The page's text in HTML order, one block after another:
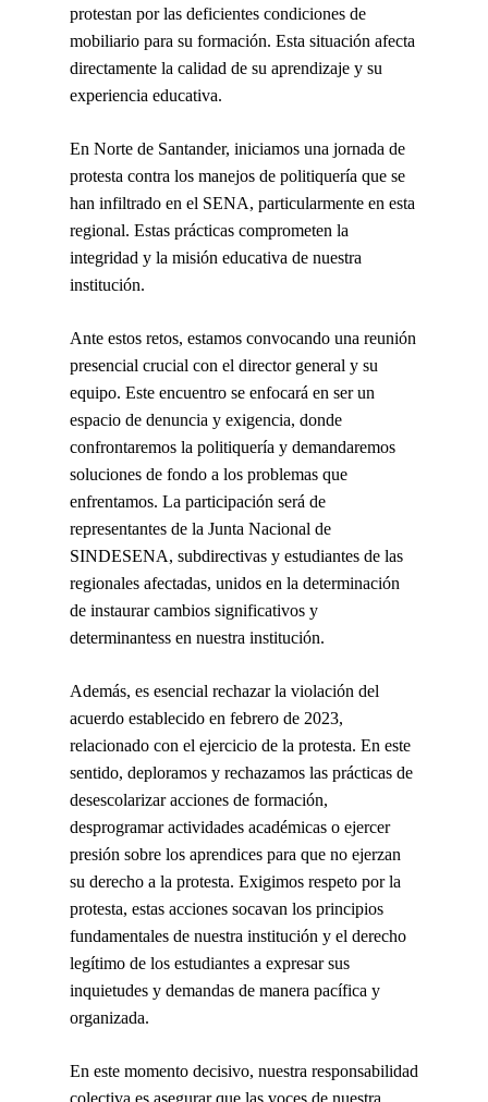
protestan por las deficientes condiciones de
mobiliario para su formación. Esta situación afecta
directamente la calidad de su aprendizaje y su
experiencia educativa.
En Norte de Santander, iniciamos una jornada de
protesta contra los manejos de politiquería que se
han infiltrado en el SENA, particularmente en esta
regional. Estas prácticas comprometen la
integridad y la misión educativa de nuestra
institución.
Ante estos retos, estamos convocando una reunión
presencial crucial con el director general y su
equipo. Este encuentro se enfocará en ser un
espacio de denuncia y exigencia, donde
confrontaremos la politiquería y demandaremos
soluciones de fondo a los problemas que
enfrentamos. La participación será de
representantes de la Junta Nacional de
SINDESENA, subdirectivas y estudiantes de las
regionales afectadas, unidos en la determinación
de instaurar cambios significativos y
determinantess en nuestra institución.
Además, es esencial rechazar la violación del
acuerdo establecido en febrero de 2023,
relacionado con el ejercicio de la protesta. En este
sentido, deploramos y rechazamos las prácticas de
desescolarizar acciones de formación,
desprogramar actividades académicas o ejercer
presión sobre los aprendices para que no ejerzan
su derecho a la protesta. Exigimos respeto por la
protesta, estas acciones socavan los principios
fundamentales de nuestra institución y el derecho
legítimo de los estudiantes a expresar sus
inquietudes y demandas de manera pacífica y
organizada.
En este momento decisivo, nuestra responsabilidad
colectiva es asegurar que las voces de nuestra